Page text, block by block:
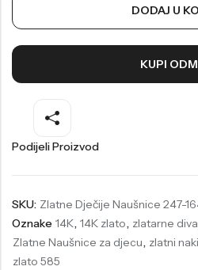
DODAJ U
KUPI
Podijeli Proizvod
SKU: Zlatne Dječije Naušnice 247-
Oznake 14K, 14K zlato, zlatarne diva
Zlatne Naušnice za djecu, zlatni
zlato 585
Welder
Mini Focus
Daniel Klein
Festina
Wesse
Missguided
Diesel